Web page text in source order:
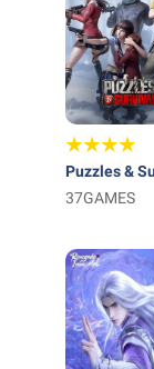
Puzzles &
37GAMES